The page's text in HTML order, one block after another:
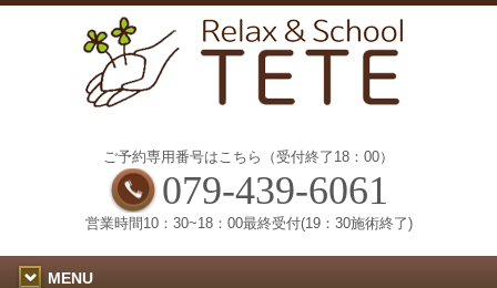
ご予約専用番号はこちら（受付終了18：00）
079-439-6061
営業時間10：30~18：00最終受付(19：30施術終了)
MENU